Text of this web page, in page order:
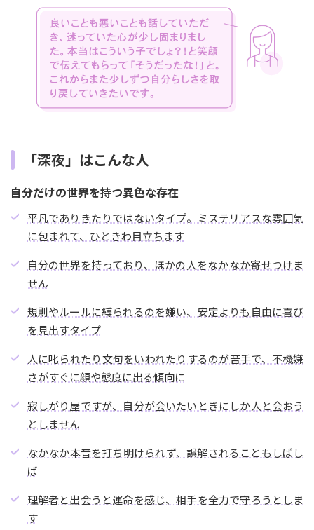
「深夜」はこんな人
自分だけの世界を持つ異色な存在
平凡でありきたりではないタイプ。ミステリアスな雰囲気
に包まれて、ひときわ目立ちます
自分の世界を持っており、ほかの人をなかなか寄せつけま
せん
規則やルールに縛られるのを嫌い、安定よりも自由に喜び
を見出すタイプ
人に叱られたり文句をいわれたりするのが苦手で、不機嫌
さがすぐに顔や態度に出る傾向に
寂しがり屋ですが、自分が会いたいときにしか人と会おう
としません
なかなか本音を打ち明けられず、誤解されることもしばし
ば
理解者と出会うと運命を感じ、相手を全力で守ろうとしま
す